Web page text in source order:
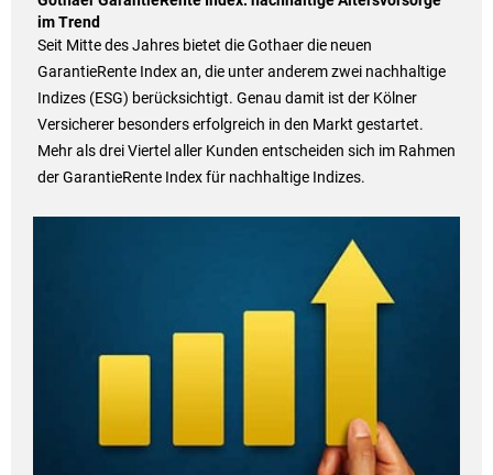
im Trend
Seit Mitte des Jahres bietet die Gothaer die neuen
GarantieRente Index an, die unter anderem zwei nachhaltige
Indizes (ESG) berücksichtigt. Genau damit ist der Kölner
Versicherer besonders erfolgreich in den Markt gestartet.
Mehr als drei Viertel aller Kunden entscheiden sich im Rahmen
der GarantieRente Index für nachhaltige Indizes.